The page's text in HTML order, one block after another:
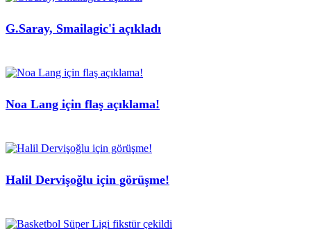
G.Saray, Smailagic'i açıkladı
Noa Lang için flaş açıklama!
Halil Dervişoğlu için görüşme!